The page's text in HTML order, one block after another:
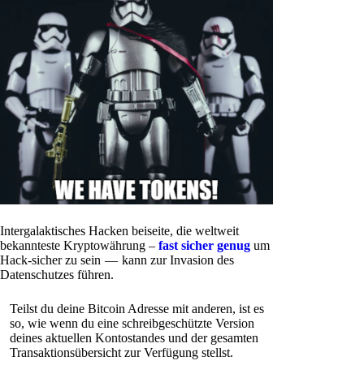
Intergalaktisches Hacken beiseite, die weltweit
bekannteste Kryptowährung – fast sicher genug um
Hack-sicher zu sein — kann zur Invasion des
Datenschutzes führen.
Teilst du deine Bitcoin Adresse mit anderen, ist es
so, wie wenn du eine schreibgeschützte Version
deines aktuellen Kontostandes und der gesamten
Transaktionsübersicht zur Verfügung stellst.